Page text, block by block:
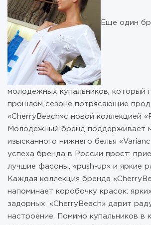
Еще один
молодежных купальников, который
прошлом сезоне потрясающие
«CherryBeach»с новой коллекцией
Молодежный бренд поддерживает
изысканного нижнего белья
успеха бренда в России прост:
лучшие фасоны, «push-up» и яркие
Каждая коллекция бренда
напоминает коробочку красок:
задорных. «CherryBeach» дарит
настроение. Помимо купальников в